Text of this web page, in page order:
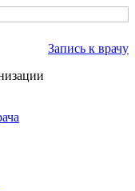
Запись к врачу